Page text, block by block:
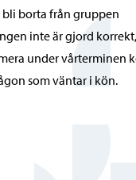
borta från gruppen
inte är gjord
under vårterminen
som väntar i kön.